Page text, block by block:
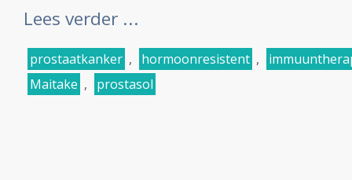
Lees verder ...
prostaatkanker , hormoonresistent ,
Maitake , prostasol